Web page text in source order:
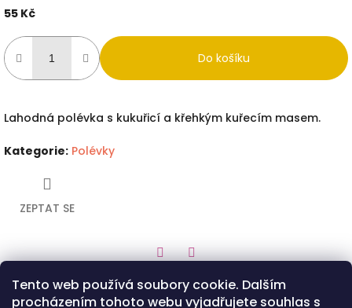
Tento web používá soubory cookie. Dalším
procházením tohoto webu vyjadřujete souhlas s
55 Kč
cena:
Do košíku
Lahodná polévka s kukuřicí a křehkým kuřecím masem.
Kategorie: Polévky
ZEPTAT SE
Popis Diskuze